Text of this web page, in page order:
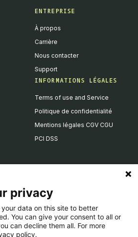
ENTREPRISE
À propos
Carrière
Nous contacter
Support
INFORMATIONS LÉGALES
Terms of use and Service
Politique de confidentialité
Mentions légales CGV CGU
PCI DSS
privacy
data on this site to better
You can give your consent to all or
can decline them all. For more
policy.